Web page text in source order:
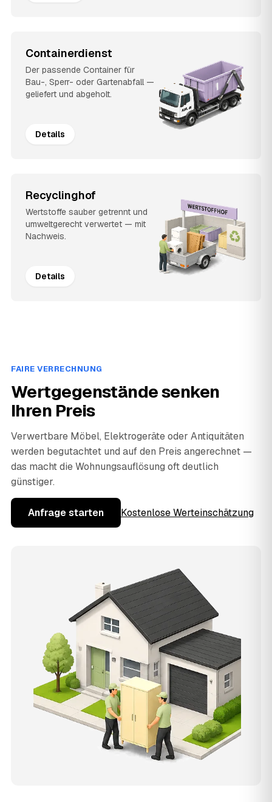
Containerdienst
Der passende Container für
Bau-, Sperr- oder Gartenabfall —
geliefert und abgeholt.
Details
Recyclinghof
Wertstoffe sauber getrennt und
umweltgerecht verwertet — mit
Nachweis.
Details
FAIRE VERRECHNUNG
Wertgegenstände senken
Ihren Preis
Verwertbare Möbel, Elektrogeräte oder Antiquitäten
werden begutachtet und auf den Preis angerechnet —
das macht die Wohnungsauflösung oft deutlich
günstiger.
Anfrage starten Kostenlose Werteinschätzung